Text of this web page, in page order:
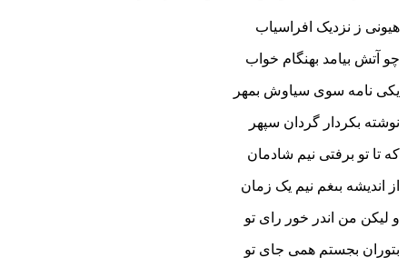
هیونى ز نزدیک افراسیاب
چو آتش بیامد بهنگام خواب‏
یکى نامه سوى سیاوش بمهر
نوشته بکردار گردان سپهر
که تا تو برفتى نیم شادمان
از اندیشه بى‏غم نیم یک زمان‏
و لیکن من اندر خور راى تو
بتوران بجستم همى جاى تو